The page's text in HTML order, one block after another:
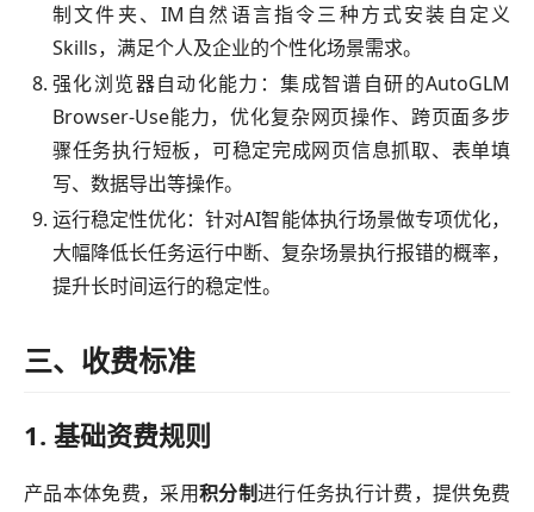
制文件夹、IM自然语言指令三种方式安装自定义
Skills，满足个人及企业的个性化场景需求。
强化浏览器自动化能力：集成智谱自研的AutoGLM
Browser-Use能力，优化复杂网页操作、跨页面多步
骤任务执行短板，可稳定完成网页信息抓取、表单填
写、数据导出等操作。
运行稳定性优化：针对AI智能体执行场景做专项优化，
大幅降低长任务运行中断、复杂场景执行报错的概率，
提升长时间运行的稳定性。
三、收费标准
1. 基础资费规则
产品本体免费，采用积分制进行任务执行计费，提供免费